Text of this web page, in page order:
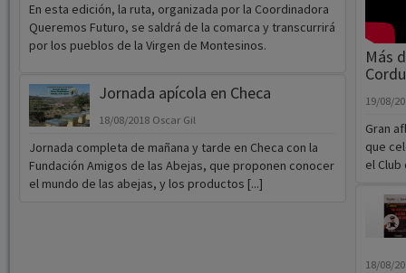
En esta edición, la ruta, organizada por la Coordinadora
Queremos Futuro, se saldrá de la comarca y transcurrirá
por los pueblos de la Virgen de Montesinos.
Jornada apícola en Checa
18/08/2018 Oscar Gil
Jornada completa de mañana y tarde en Checa con la
Fundación Amigos de las Abejas, que proponen conocer
el mundo de las abejas, y los productos [...]
Más
19/08/
Gran
que
el Club
18/08/